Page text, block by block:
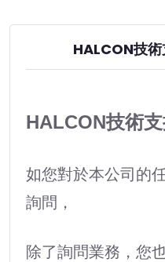
HALCON技
HALCON技術
如您對於本公司的
詢問，
除了詢問業務，您